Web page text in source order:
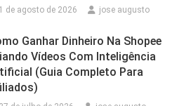
1 de agosto de 2026 jose augusto
Ganhar Dinheiro Na Shopee
Vídeos Com Inteligência
(Guia Completo Para